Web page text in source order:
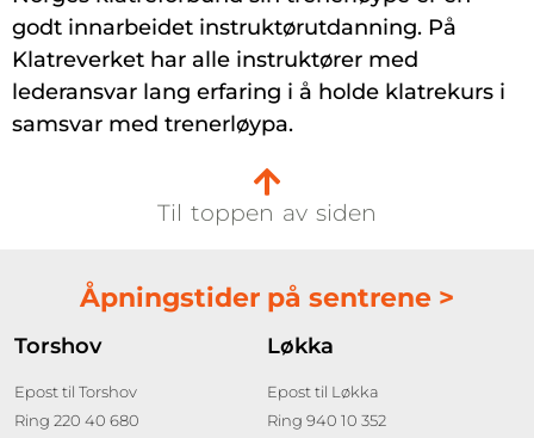
godt innarbeidet instruktørutdanning. På
Klatreverket har alle instruktører med
lederansvar lang erfaring i å holde klatrekurs i
samsvar med trenerløypa.
Til toppen av siden
Åpningstider på sentrene >
Torshov
Epost til Torshov
Ring 220 40 680
Løkka
Epost til Løkka
Ring 940 10 352